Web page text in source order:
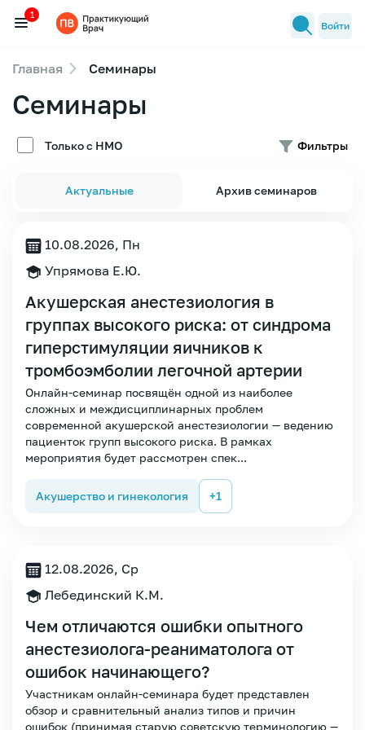
Семинары
Новости медицины
Лекторы
Зарегистрироваться
1
Войти
Главная Семинары
Семинары
Актуальные Архив семинаров
Фильтры
Только с НМО
10.08.2026, Пн
Упрямова Е.Ю.
Акушерская анестезиология в
группах высокого риска: от синдрома
гиперстимуляции яичников к
тромбоэмболии легочной артерии
Онлайн-семинар посвящён одной из наиболее
сложных и междисциплинарных проблем
современной акушерской анестезиологии — ведению
пациенток групп высокого риска. В рамках
мероприятия будет рассмотрен спек...
Акушерство и гинекология +1
12.08.2026, Ср
Лебединский К.М.
Чем отличаются ошибки опытного
анестезиолога-реаниматолога от
ошибок начинающего?
Участникам онлайн-семинара будет представлен
обзор и сравнительный анализ типов и причин
ошибок (принимая старую советскую терминологию —